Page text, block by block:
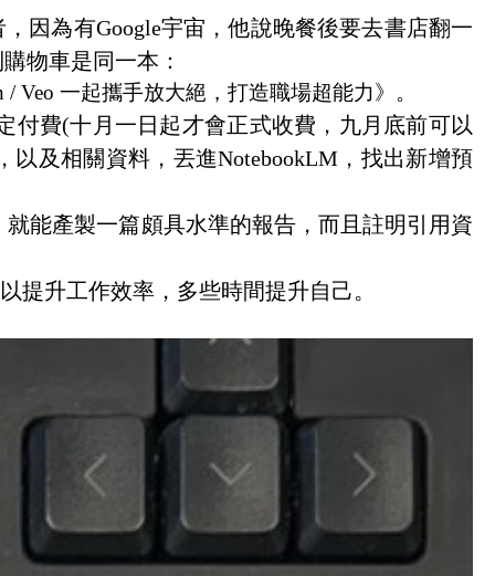
，因為有Google宇宙，他說晚餐後要去書店翻一
物車是同一本：
/ Veo 一起攜手放大絕，打造職場超能力》。
付費(十月一日起才會正式收費，九月底前可以
以及相關資料，丟進NotebookLM ，找出新增預
能產製一篇頗具水準的報告，而且註明引用資
提升工作效率，多些時間提升自己。